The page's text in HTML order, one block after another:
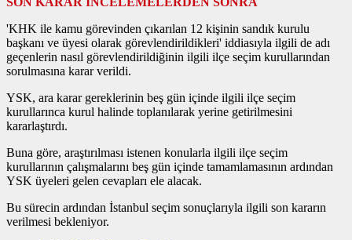
'KHK ile kamu görevinden çıkarılan 12 kişinin sandık kurulu
başkanı ve üyesi olarak görevlendirildikleri' iddiasıyla ilgili de adı
geçenlerin nasıl görevlendirildiğinin ilgili ilçe seçim kurullarından
sorulmasına karar verildi.
YSK, ara karar gereklerinin beş gün içinde ilgili ilçe seçim
kurullarınca kurul halinde toplanılarak yerine getirilmesini
kararlaştırdı.
Buna göre, araştırılması istenen konularla ilgili ilçe seçim
kurullarının çalışmalarını beş gün içinde tamamlamasının ardından
YSK üyeleri gelen cevapları ele alacak.
Bu sürecin ardından İstanbul seçim sonuçlarıyla ilgili son kararın
verilmesi bekleniyor.